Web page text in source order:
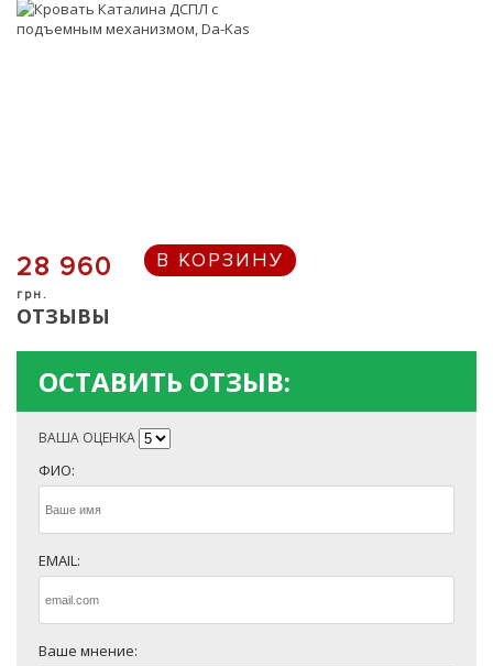
28 960
грн.
В КОРЗИНУ
ОТЗЫВЫ
ОСТАВИТЬ ОТЗЫВ:
ВАША ОЦЕНКА
ФИО:
EMAIL:
Ваше мнение: